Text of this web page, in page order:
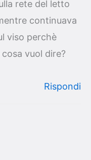
rete del letto
continuava
viso perchè
vuol dire?
Rispondi